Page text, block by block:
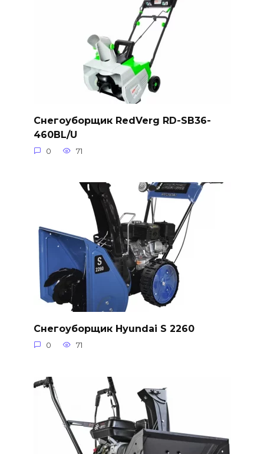
Снегоуборщик RedVerg RD-SB36-
460BL/U
0 71
Снегоуборщик Hyundai S 2260
0 71